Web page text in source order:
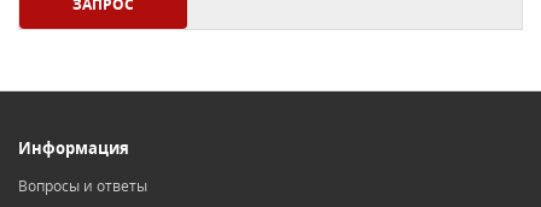
ЗАПРОС
Информация
Вопросы и ответы